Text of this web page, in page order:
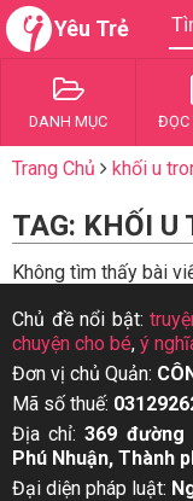
Yêu Trẻ
DANH MỤC ĐỌC
Trang Chủ khối u
TAG: KHỐI U
Không tìm thấy bài
Chủ đề nổi bật:
chuyện cho bé, ý
Đơn vị chủ Quản:
Mã số thuế:
Địa chỉ:369 đường
Phú Nhuận, Thành
Đại diện pháp luật: